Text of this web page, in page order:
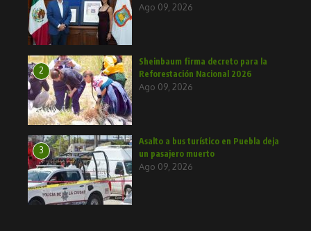
Ago 09, 2026
2
Sheinbaum firma decreto para la
Reforestación Nacional 2026
Ago 09, 2026
3
Asalto a bus turístico en Puebla deja
un pasajero muerto
Ago 09, 2026